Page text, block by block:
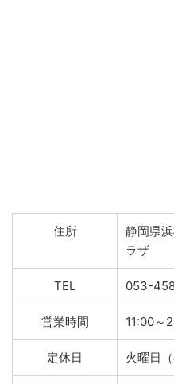
住所
静岡県
ラザ
TEL 053-
営業時間 11:00～
定休日 火曜日